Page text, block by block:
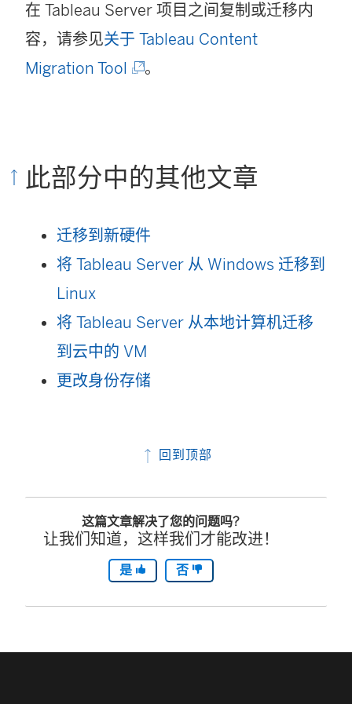
在
打
在 Tableau Server 项目之间复制或迁移内
容，请参见关于 Tableau Content
Migration Tool (
新
口
中
开
)
。
此部分中的其他文章
迁移到新硬件
将 Tableau Server 从 Windows 迁移到
Linux
将 Tableau Server 从本地计算机迁移
到云中的 VM
更改身份存储
回到顶部
这篇文章解决了您的问题吗?
让我们知道，这样我们才能改进！
是 否